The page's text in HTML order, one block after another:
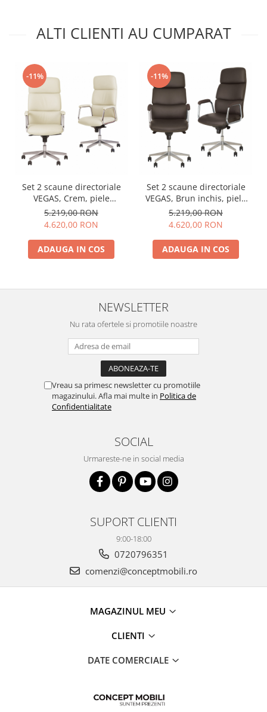
ALTI CLIENTI AU CUMPARAT
-11%
Set 2 scaune directoriale
VEGAS, Crem, piele
ecologica
5.219,00 RON
4.620,00 RON
ADAUGA IN COS
-11%
Set 2 scaune directoriale
VEGAS, Brun inchis, piele
ecologica
5.219,00 RON
4.620,00 RON
ADAUGA IN COS
NEWSLETTER
Nu rata ofertele si promotiile noastre
Vreau sa primesc newsletter cu promotiile
magazinului. Afla mai multe in Politica de
Confidentialitate
SOCIAL
Urmareste-ne in social media
SUPORT CLIENTI
9:00-18:00
0720796351
comenzi@conceptmobili.ro
MAGAZINUL MEU
CLIENTI
DATE COMERCIALE